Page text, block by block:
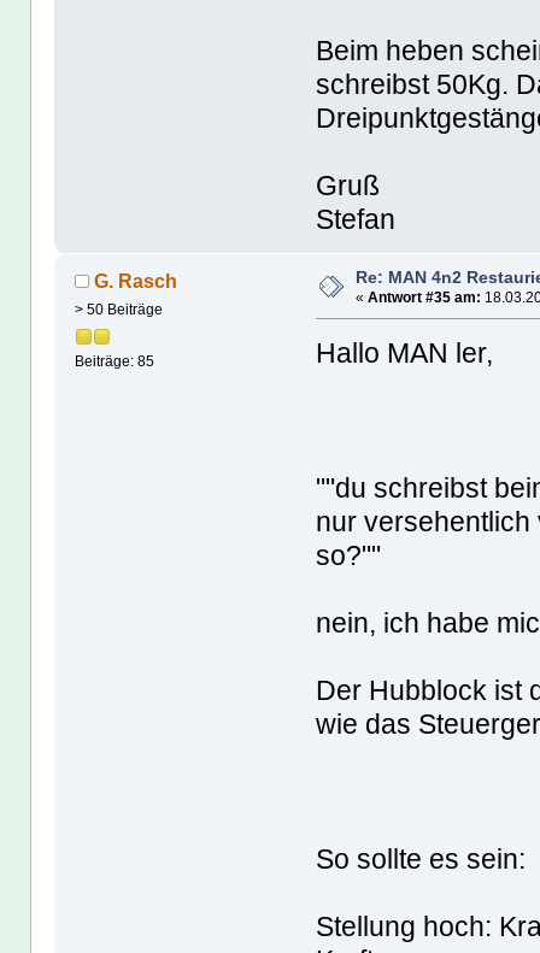
Beim heben
schreibst 50Kg.
Gruß
Stefan
G. Rasch
> 50 Beiträge
Beiträge: 85
Re: MAN 4n2
« Antwort #35 am:
Hallo MAN ler,
""du schreibst
nur
so?""
nein, ich habe
Der Hubblock ist
wie das
So sollte es sein:
Stellung hoch: